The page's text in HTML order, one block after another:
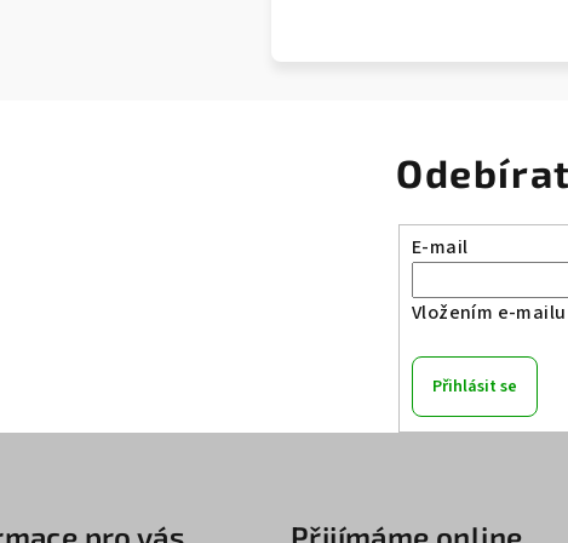
E-mail
Vložením e-
Přihlásit se